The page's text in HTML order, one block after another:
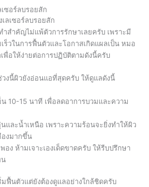
ร็วในการฟื้นตัวและโอกาสเกิดแผลเป็น หมอ
พื่อให้ง่ายต่อการปฏิบัติตามดังนี้ครับ
งนี้ผิวยังอ่อนแอที่สุดครับ ให้ดูแลดังนี้
องมากขึ้น
ง ห้ามเจาะเองเด็ดขาดครับ ให้รีบปรึกษา
มฟื้นตัวแต่ยังต้องดูแลอย่างใกล้ชิดครับ
ชื้อตามที่แพทย์สั่งอย่างสม่ำเสมอ